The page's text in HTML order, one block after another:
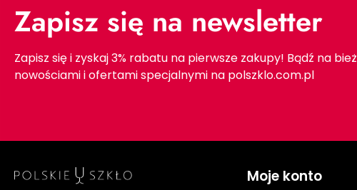
Zapisz się na newsletter
Zapisz się i zyskaj 3% rabatu na pierwsze zakupy! Bądź na
nowościami i ofertami specjalnymi na polszklo.com.pl
Moje konto